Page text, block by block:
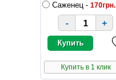
Саженец - 170грн.
- +
Купить в 1 клик